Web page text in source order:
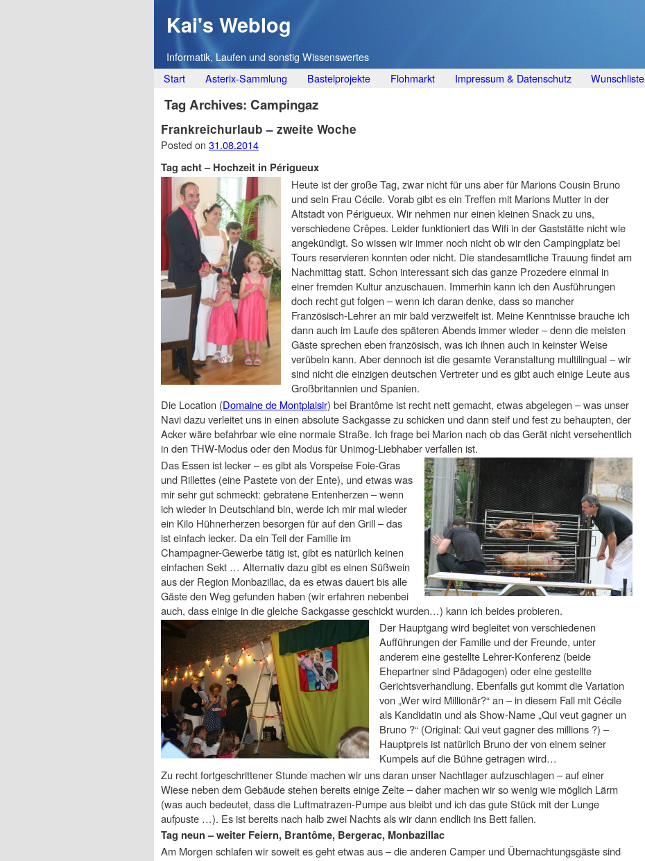
Kai's Weblog
Informatik, Laufen und sonstig Wissenswertes
Main menu
Skip
to
content
Start Asterix-Sammlung Bastelprojekte Flohmarkt Impressum & Datenschutz Wunschliste
Tag Archives: Campingaz
Frankreichurlaub – zweite Woche
Posted on 31.08.2014
Tag acht – Hochzeit in Périgueux
Heute ist der große Tag, zwar nicht für uns aber für Marions Cousin Bruno
und sein Frau Cécile. Vorab gibt es ein Treffen mit Marions Mutter in der
Altstadt von Périgueux. Wir nehmen nur einen kleinen Snack zu uns,
verschiedene Crêpes. Leider funktioniert das Wifi in der Gaststätte nicht wie
angekündigt. So wissen wir immer noch nicht ob wir den Campingplatz bei
Tours reservieren konnten oder nicht. Die standesamtliche Trauung findet am
Nachmittag statt. Schon interessant sich das ganze Prozedere einmal in
einer fremden Kultur anzuschauen. Immerhin kann ich den Ausführungen
doch recht gut folgen – wenn ich daran denke, dass so mancher
Französisch-Lehrer an mir bald verzweifelt ist. Meine Kenntnisse brauche ich
dann auch im Laufe des späteren Abends immer wieder – denn die meisten
Gäste sprechen eben französisch, was ich ihnen auch in keinster Weise
verübeln kann. Aber dennoch ist die gesamte Veranstaltung multilingual – wir
sind nicht die einzigen deutschen Vertreter und es gibt auch einige Leute aus
Großbritannien und Spanien.
Die Location (Domaine de Montplaisir) bei Brantôme ist recht nett gemacht, etwas abgelegen – was unser
Navi dazu verleitet uns in einen absolute Sackgasse zu schicken und dann steif und fest zu behaupten, der
Acker wäre befahrbar wie eine normale Straße. Ich frage bei Marion nach ob das Gerät nicht versehentlich
in den THW-Modus oder den Modus für Unimog-Liebhaber verfallen ist.
Das Essen ist lecker – es gibt als Vorspeise Foie-Gras
und Rillettes (eine Pastete von der Ente), und etwas was
mir sehr gut schmeckt: gebratene Entenherzen – wenn
ich wieder in Deutschland bin, werde ich mir mal wieder
ein Kilo Hühnerherzen besorgen für auf den Grill – das
ist einfach lecker. Da ein Teil der Familie im
Champagner-Gewerbe tätig ist, gibt es natürlich keinen
einfachen Sekt … Alternativ dazu gibt es einen Süßwein
aus der Region Monbazillac, da es etwas dauert bis alle
Gäste den Weg gefunden haben (wir erfahren nebenbei
auch, dass einige in die gleiche Sackgasse geschickt wurden…) kann ich beides probieren.
Der Hauptgang wird begleitet von verschiedenen
Aufführungen der Familie und der Freunde, unter
anderem eine gestellte Lehrer-Konferenz (beide
Ehepartner sind Pädagogen) oder eine gestellte
Gerichtsverhandlung. Ebenfalls gut kommt die Variation
von „Wer wird Millionär?“ an – in diesem Fall mit Cécile
als Kandidatin und als Show-Name „Qui veut gagner un
Bruno ?“ (Original: Qui veut gagner des millions ?) –
Hauptpreis ist natürlich Bruno der von einem seiner
Kumpels auf die Bühne getragen wird…
Zu recht fortgeschrittener Stunde machen wir uns daran unser Nachtlager aufzuschlagen – auf einer
Wiese neben dem Gebäude stehen bereits einige Zelte – daher machen wir so wenig wie möglich Lärm
(was auch bedeutet, dass die Luftmatrazen-Pumpe aus bleibt und ich das gute Stück mit der Lunge
aufpuste …). Es ist bereits nach halb zwei Nachts als wir dann endlich ins Bett fallen.
Tag neun – weiter Feiern, Brantôme, Bergerac, Monbazillac
Am Morgen schlafen wir soweit es geht etwas aus – die anderen Camper und Übernachtungsgäste sind